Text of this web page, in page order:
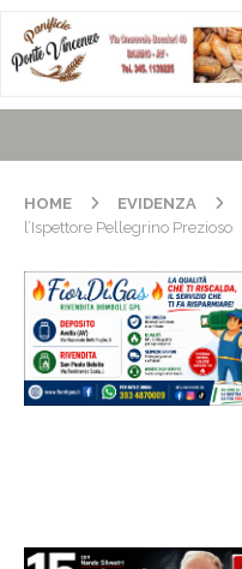
HOME EVIDENZA
l’Ispettore Pellegrino Prezioso